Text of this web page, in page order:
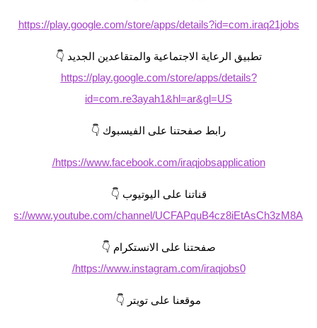
المرحلة الاعدادية
ملازم دراسية
المرحلة الابتدائية
المرحلة الابتدائية
المرحلة المتوسطة
https://play.google.com/store/apps/details?id=com.iraq21jobs
تطبيق الرعاية الاجتماعية والمتقاعدين الجديد 👇
https://play.google.com/store/apps/details?
id=com.re3ayah1&hl=ar&gl=US
رابط صفحتنا على الفيسبوك 👇
https://www.facebook.com/iraqjobsapplication/
قناتنا على اليوتيوب 👇
www.youtube.com/channel/UCFAPquB4cz8iEtAsCh3zM8A
صفحتنا على الانستكرام 👇
https://www.instagram.com/iraqjobs0/
موقعنا على تويتر 👇